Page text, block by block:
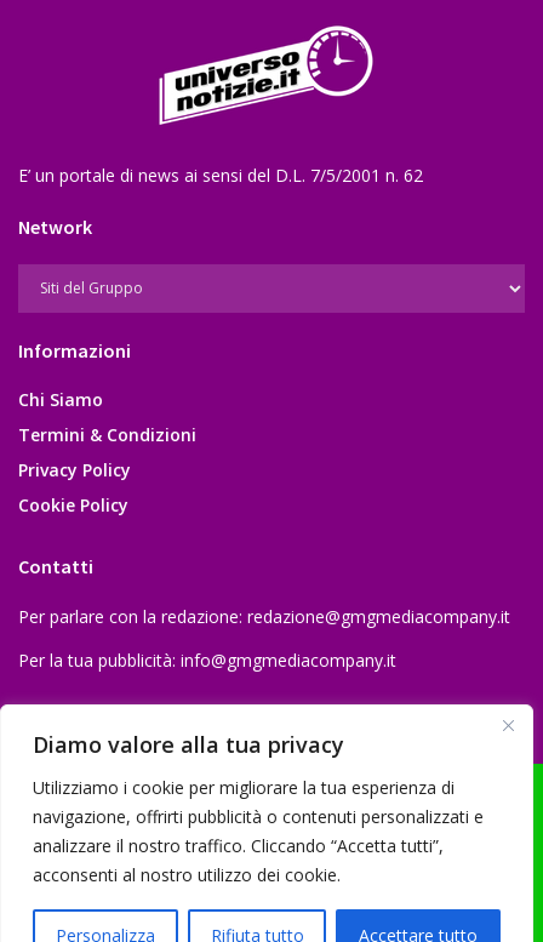
Diamo valore alla tua privacy
Utilizziamo i cookie per migliorare la tua esperienza di
navigazione, offrirti pubblicità o contenuti personalizzati e
analizzare il nostro traffico. Cliccando “Accetta tutti”,
acconsenti al nostro utilizzo dei cookie.
Personalizza Rifiuta tutto Accettare tutto
E’ un portale di news ai sensi del D.L. 7/5/2001 n. 62
Network
Informazioni
Chi Siamo
Termini & Condizioni
Privacy Policy
Cookie Policy
Contatti
Per parlare con la redazione: redazione@gmgmediacompany.it
Per la tua pubblicità: info@gmgmediacompany.it
03234710642 | C.F: MSSGLC89D15L483O | REA: AV - 313130 | Domicilio